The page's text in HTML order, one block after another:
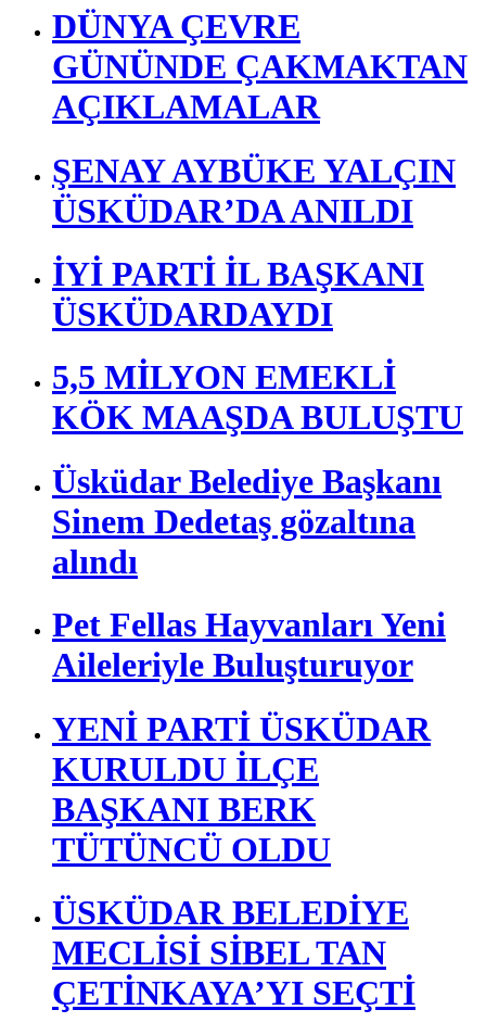
DÜNYA ÇEVRE
GÜNÜNDE ÇAKMAKTAN
AÇIKLAMALAR
ŞENAY AYBÜKE YALÇIN
ÜSKÜDAR’DA ANILDI
İYİ PARTİ İL BAŞKANI
ÜSKÜDARDAYDI
5,5 MİLYON EMEKLİ
KÖK MAAŞDA BULUŞTU
Üsküdar Belediye Başkanı
Sinem Dedetaş gözaltına
alındı
Pet Fellas Hayvanları Yeni
Aileleriyle Buluşturuyor
YENİ PARTİ ÜSKÜDAR
KURULDU İLÇE
BAŞKANI BERK
TÜTÜNCÜ OLDU
ÜSKÜDAR BELEDİYE
MECLİSİ SİBEL TAN
ÇETİNKAYA’YI SEÇTİ